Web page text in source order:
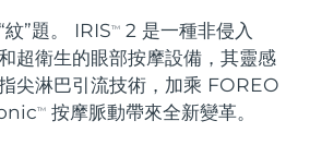
紋”題。 IRISTM
2 是一種非侵入
超衛生的眼部按摩設備，其靈感
尖淋巴引流技術，加乘 FOREO
TM 按摩脈動帶來全新變革。
4 套裝
aging massage
緊致提拉
2 套裝
toning
預計送達日期8/11/26
預計送達日期8/17/26